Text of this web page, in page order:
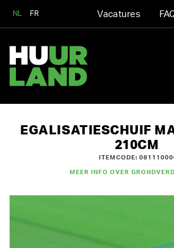
NL FR Vacatures
EGALISATIESCHUIF
210CM
ITEMCODE:
MEER INFO OVER